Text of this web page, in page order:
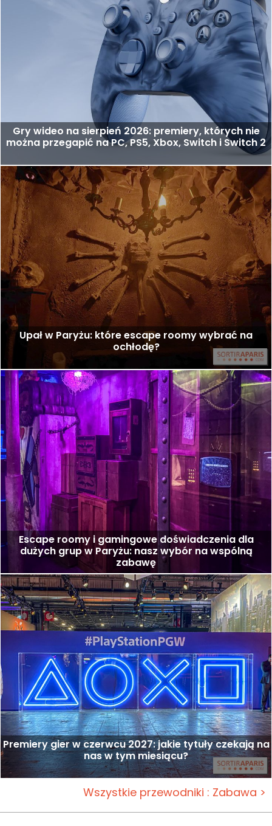
Gry wideo na sierpień 2026: premiery, których nie
można przegapić na PC, PS5, Xbox, Switch i Switch 2
Upał w Paryżu: które escape roomy wybrać na
ochłodę?
Escape roomy i gamingowe doświadczenia dla
dużych grup w Paryżu: nasz wybór na wspólną
zabawę
Premiery gier w czerwcu 2027: jakie tytuły czekają na
nas w tym miesiącu?
Wszystkie przewodniki : Zabawa >